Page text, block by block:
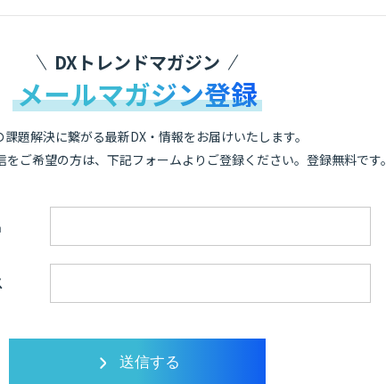
DXトレンドマガジン
メールマガジン登録
課題解決に繋がる最新DX・情報をお届けいたします。
をご希望の方は、下記フォームよりご登録ください。登録無料です。